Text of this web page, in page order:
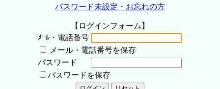
パスワード未設定・お忘れの方
【ログインフォーム】
ﾒｰﾙ・電話番号
メール・電話番号を保存
パスワード
パスワードを保存